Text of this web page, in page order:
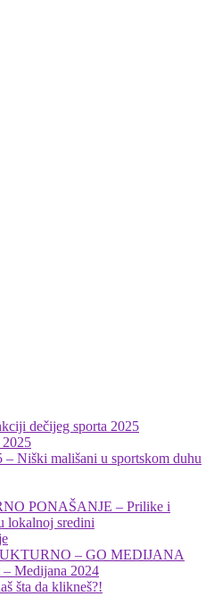
dečijeg sporta 2025
2025
Niški mališani u sportskom duhu
PONAŠANJE – Prilike i
lokalnoj sredini
– GO MEDIJANA
Medijana 2024
šta da klikneš?!